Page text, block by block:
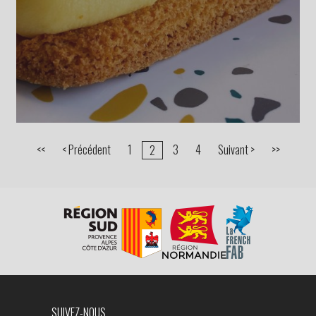
<< < Précédent 1 2 3 4 Suivant > >>
SUIVEZ-NOUS